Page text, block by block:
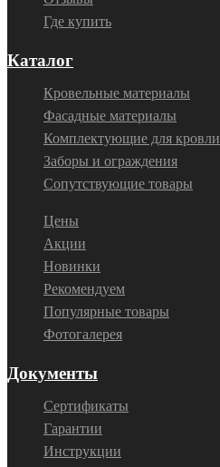
Где купить
Каталог
Кровельные материалы
Фасадные материалы
Комплектующие для кровли
Заборы и ограждения
Сопутствующие товары
Цены
Акции
Новинки
Рекомендуем
Популярные товары
Фотогалерея
Документы
Сертификаты
Гарантии
Инструкции